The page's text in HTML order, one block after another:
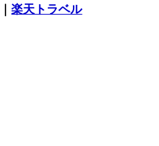
｜楽天トラベル